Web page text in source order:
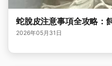
蛇脫皮注意事項全攻略：
2026年05月31日